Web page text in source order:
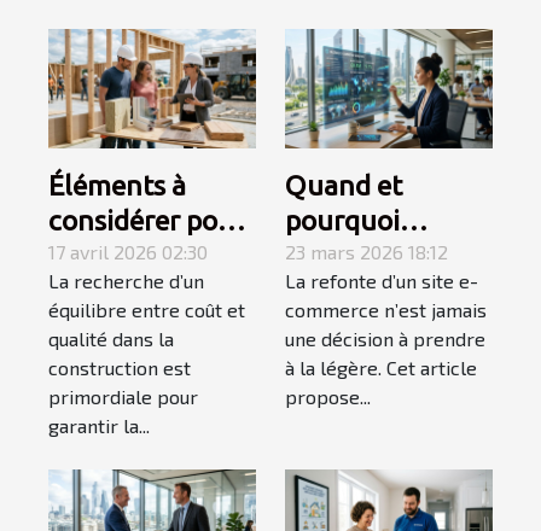
Éléments à
considérer pour
un rapport
qualité-prix
optimal dans la
construction
17 avril 2026 02:30
La recherche d’un
équilibre entre coût et
qualité dans la
construction est
primordiale pour
garantir la...
Quand et
pourquoi
envisager une
refonte
complète de
votre site e-
commerce ?
23 mars 2026 18:12
La refonte d’un site e-
commerce n’est jamais
une décision à prendre
à la légère. Cet article
propose...